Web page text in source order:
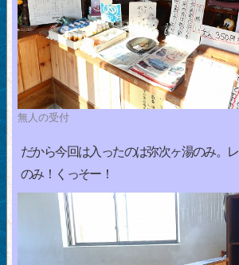
無人の受付
だから今回は入ったのは弥次ヶ湯のみ。
のみ！くっそー！